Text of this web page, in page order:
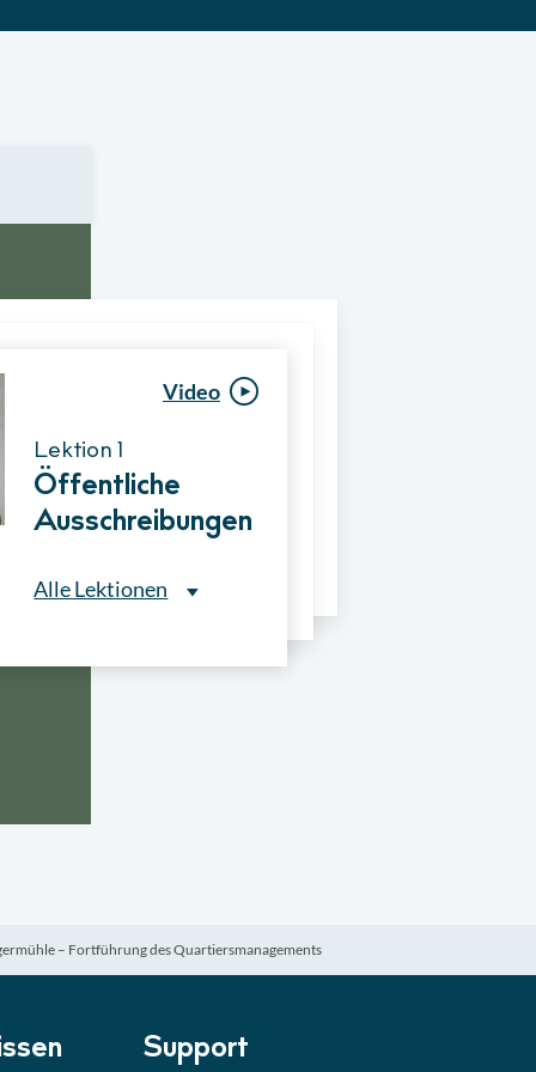
Video
Lektion 1
Öffentliche
Ausschreibungen
Alle Lektionen
Vergabeverfahre
Alle Lektionen
im Vergabeverfahren► 3:18 Min
von Angeboten Lektion
– Fortführung des Quartiersmanagements
Support